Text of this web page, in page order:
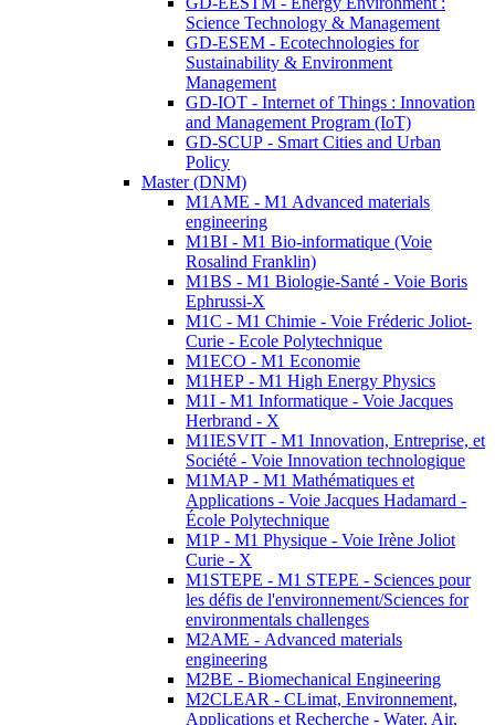
Science Technology & Management
GD-ESEM - Ecotechnologies for
Sustainability & Environment
Management
GD-IOT - Internet of Things : Innovation
and Management Program (IoT)
GD-SCUP - Smart Cities and Urban
Policy
Master (DNM)
M1AME - M1 Advanced materials
engineering
M1BI - M1 Bio-informatique (Voie
Rosalind Franklin)
M1BS - M1 Biologie-Santé - Voie Boris
Ephrussi-X
M1C - M1 Chimie - Voie Fréderic Joliot-
Curie - Ecole Polytechnique
M1ECO - M1 Economie
M1HEP - M1 High Energy Physics
M1I - M1 Informatique - Voie Jacques
Herbrand - X
M1IESVIT - M1 Innovation, Entreprise, et
Société - Voie Innovation technologique
M1MAP - M1 Mathématiques et
Applications - Voie Jacques Hadamard -
École Polytechnique
M1P - M1 Physique - Voie Irène Joliot
Curie - X
M1STEPE - M1 STEPE - Sciences pour
les défis de l'environnement/Sciences for
environmentals challenges
M2AME - Advanced materials
engineering
M2BE - Biomechanical Engineering
M2CLEAR - CLimat, Environnement,
Applications et Recherche - Water, Air,